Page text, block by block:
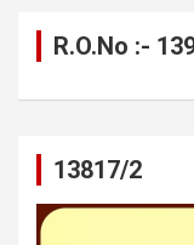
R.O.No :-
13817/2